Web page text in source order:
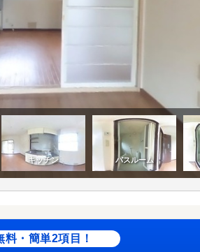
料・簡単2項目！